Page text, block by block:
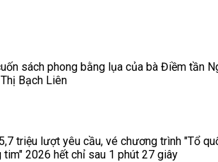
sách phong bằng lụa của bà Điềm tần
Bạch Liên
triệu lượt yêu cầu, vé chương trình "Tổ
tim" 2026 hết chỉ sau 1 phút 27 giây